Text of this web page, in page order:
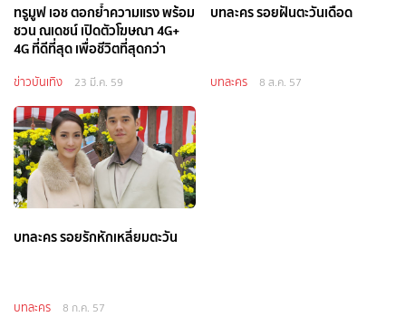
ทรูมูฟ เอช ตอกย้ำความแรง พร้อม
ชวน ณเดชน์ เปิดตัวโฆษณา 4G+
4G ที่ดีที่สุด เพื่อชีวิตที่สุดกว่า
ข่าวบันเทิง 23 มี.ค. 59
บทละคร รอยฝันตะวันเดือด
บทละคร 8 ส.ค. 57
บทละคร รอยรักหักเหลี่ยมตะวัน
บทละคร 8 ก.ค. 57